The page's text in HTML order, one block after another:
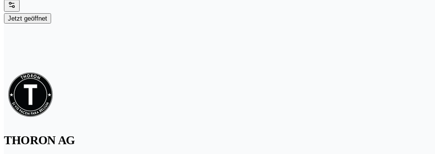
Jetzt geöffnet
THORON AG